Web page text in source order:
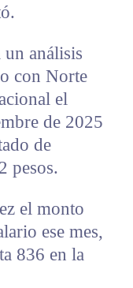
análisis
con Norte
el
de 2025
de
pesos.
el monto
ese mes,
836 en la